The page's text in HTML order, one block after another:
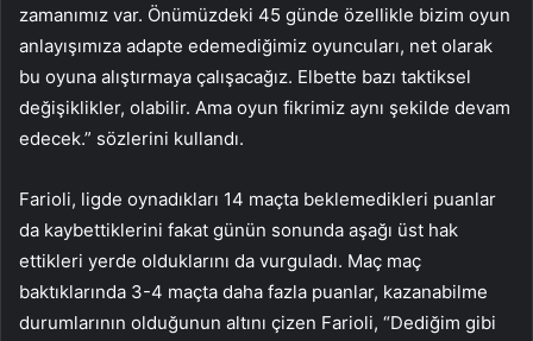
zamanımız var. Önümüzdeki 45 günde özellikle bizim oyun
anlayışımıza adapte edemediğimiz oyuncuları, net olarak
bu oyuna alıştırmaya çalışacağız. Elbette bazı taktiksel
değişiklikler, olabilir. Ama oyun fikrimiz aynı şekilde devam
edecek.” sözlerini kullandı.
Farioli, ligde oynadıkları 14 maçta beklemedikleri puanlar
da kaybettiklerini fakat günün sonunda aşağı üst hak
ettikleri yerde olduklarını da vurguladı. Maç maç
baktıklarında 3-4 maçta daha fazla puanlar, kazanabilme
durumlarının olduğunun altını çizen Farioli, “Dediğim gibi